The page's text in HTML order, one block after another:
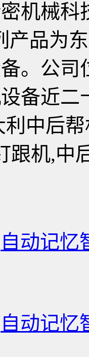
机械科
产品为
。公司
备近
中后
跟机,中
动记忆
动记忆